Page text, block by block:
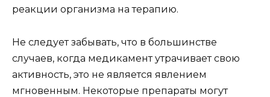
реакции организма на терапию.
Не следует забывать, что в большинстве
случаев, когда медикамент утрачивает свою
активность, это не является явлением
мгновенным. Некоторые препараты могут